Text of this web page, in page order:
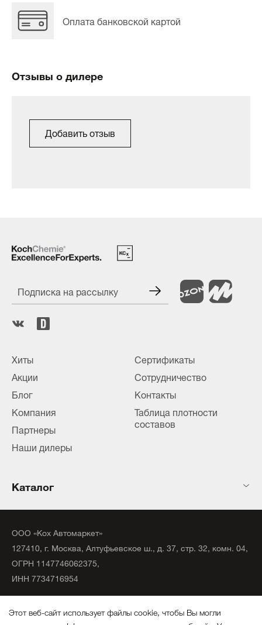
Оплата банковской картой
Отзывы о дилере
Добавить отзыв
Подписка на рассылку
Хиты
Акции
Блог
Компания
Партнеры
Наши дилеры
Сертификаты
Сотрудничество
Контакты
Таблица плотности
составов
Каталог
ООО «Кох Автомаркет»
127410, г. Москва, Алтуфьевское ш., д. 37, стр. 32, комн. 04,
ОГРН 1147746062375,
ИНН 7734716954
Все права защищены.
Этот веб-сайт использует файлы cookie, чтобы Вы могли